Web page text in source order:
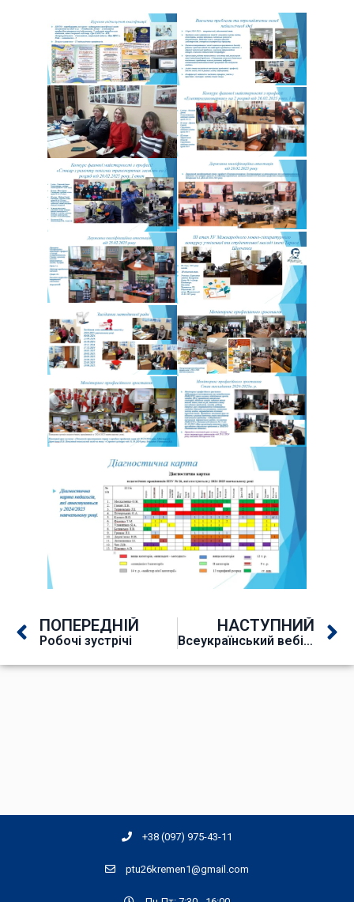
ПОПЕРЕДНІЙ
Робочі зустрічі
НАСТУПНИЙ
Всеукраїнський вебінар «Підготовка до НМТ-2025: стратегія успіху та інновації в організації тестування»
+38 (097) 975-43-11
ptu26kremen1@gmail.com